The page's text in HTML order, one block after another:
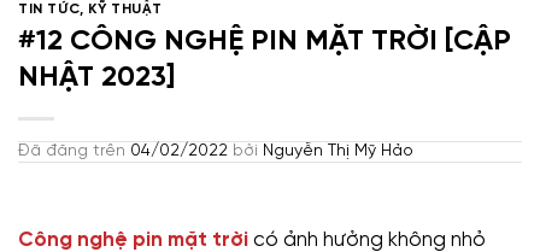
TIN TỨC, KỸ THUẬT
#12 CÔNG NGHỆ PIN MẶT TRỜI [CẬP
NHẬT 2023]
Đã đăng trên 04/02/2022 bởi Nguyễn Thị Mỹ Hảo
Công nghệ pin mặt trời có ảnh hưởng không nhỏ